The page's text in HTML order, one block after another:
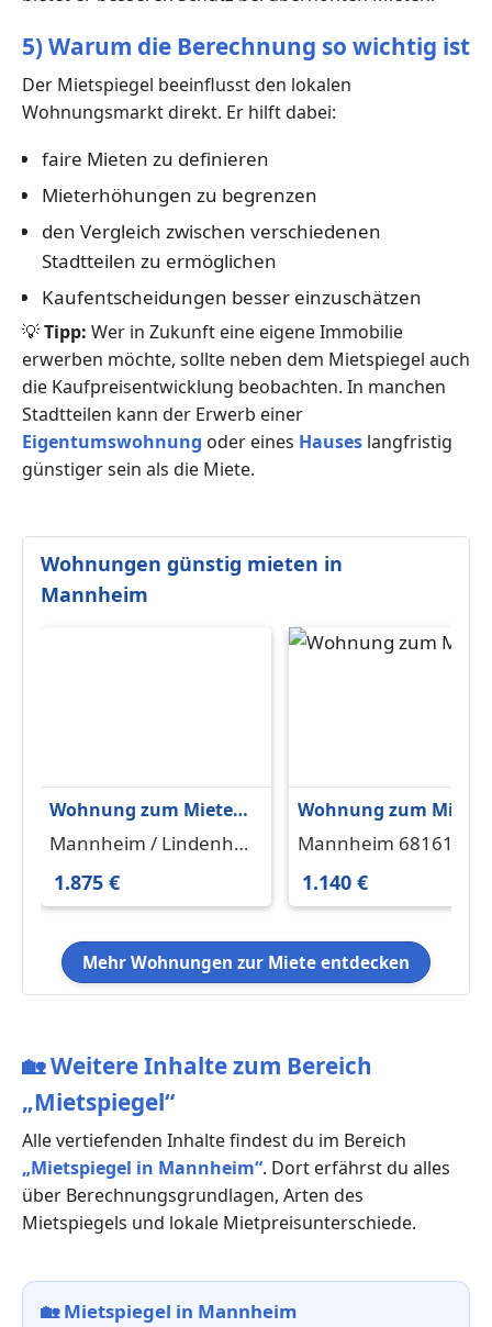
5) Warum die Berechnung so wichtig ist
Der Mietspiegel beeinflusst den lokalen
Wohnungsmarkt direkt. Er hilft dabei:
faire Mieten zu definieren
Mieterhöhungen zu begrenzen
den Vergleich zwischen verschiedenen
Stadtteilen zu ermöglichen
Kaufentscheidungen besser einzuschätzen
💡Tipp: Wer in Zukunft eine eigene Immobilie
erwerben möchte, sollte neben dem Mietspiegel auch
die Kaufpreisentwicklung beobachten. In manchen
Stadtteilen kann der Erwerb einer
Eigentumswohnung oder eines Hauses langfristig
günstiger sein als die Miete.
Wohnungen günstig mieten in
Mannheim
Wohnung zum Mieten
in Mannheim
m²
Mannheim / Lindenhof
68163
1.875 €
Wohnung zum Mieten
in Mannheim 1.140 €
Mannheim 68161
1.140 €
Mehr Wohnungen zur Miete entdecken
🏡Weitere Inhalte zum Bereich
„Mietspiegel“
Alle vertiefenden Inhalte findest du im Bereich
„Mietspiegel in Mannheim“. Dort erfährst du alles
über Berechnungsgrundlagen, Arten des
Mietspiegels und lokale Mietpreisunterschiede.
🏡Mietspiegel in Mannheim